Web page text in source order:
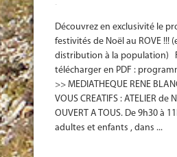
-
Découvrez en exclusivité le
festivités de Noël au ROVE !!!
distribution à la population)
télécharger en PDF :
>> MEDIATHEQUE RENE
VOUS CREATIFS : ATELIER de
OUVERT A TOUS. De 9h30 à
adultes et enfants , dans ...